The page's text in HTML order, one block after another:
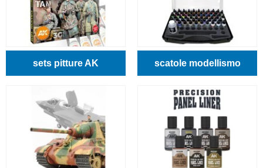
sets pitture AK scatole modellismo